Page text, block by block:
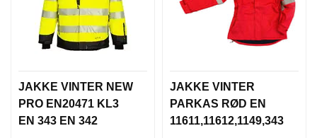
JAKKE VINTER NEW
PRO EN20471 KL3
EN 343 EN 342
JAKKE VINTER
PARKAS RØD EN
11611,11612,1149,343